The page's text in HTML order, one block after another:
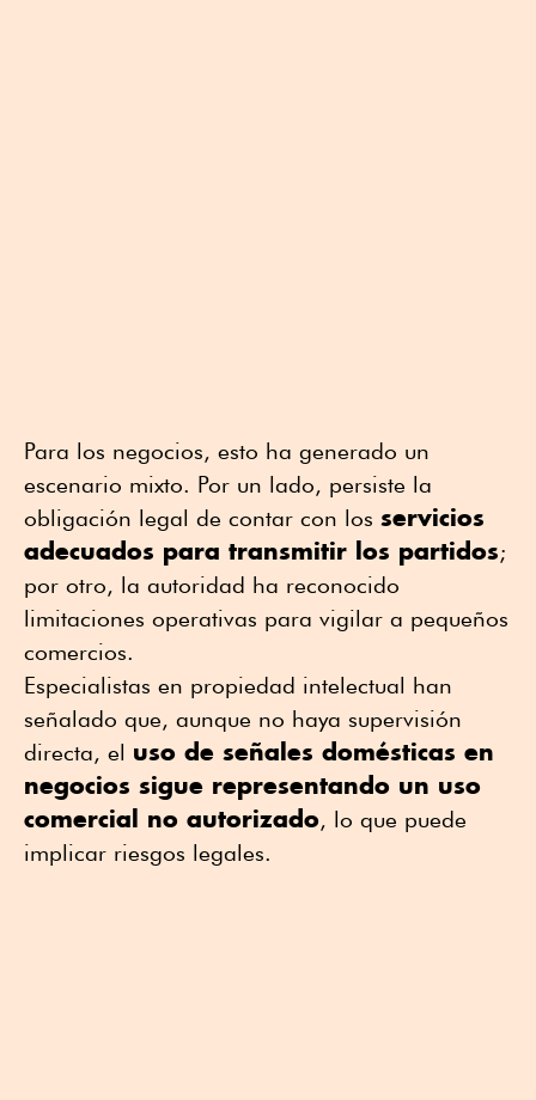
Para los negocios, esto ha generado un
escenario mixto. Por un lado, persiste la
obligación legal de contar con los servicios
adecuados para transmitir los partidos;
por otro, la autoridad ha reconocido
limitaciones operativas para vigilar a pequeños
comercios.
Especialistas en propiedad intelectual han
señalado que, aunque no haya supervisión
directa, el uso de señales domésticas en
negocios sigue representando un uso
comercial no autorizado, lo que puede
implicar riesgos legales.